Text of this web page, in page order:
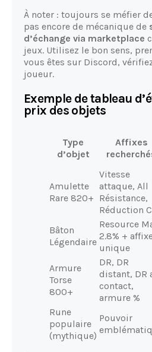
À noter : toujours se méfier
pas encore de mécanique de
d’échange via marketplace
jeux. Utilisez le bon sens,
vous êtes sur Discord,
joueur.
Exemple de tableau
prix des objets
Type
d’objet
Affixes
Amulette
Rare 820+
Vitesse
attaque, All
Résistance,
Réduction
Bâton
Légendaire
Resource
2.8% +
unique
Armure
Torse
800+
DR, DR
distant, DR
contact,
armure %
Rune
populaire
(mythique)
Pouvoir